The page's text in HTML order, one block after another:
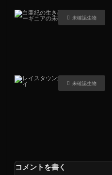
未確認生物
未確認生物
コメントを書く